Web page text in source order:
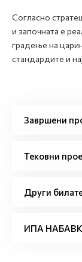
Согласно
и започната е
градење на
стандардите и
Завршени
Тековни
Други
ИПА